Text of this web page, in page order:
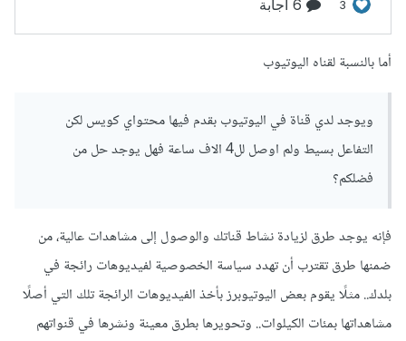
أما بالنسبة لقناه اليوتيوب
ويوجد لدي قناة في اليوتيوب بقدم فيها محتواي كويس لكن
التفاعل بسيط ولم اوصل لل4 الاف ساعة فهل يوجد حل من
فضلكم؟
فإنه يوجد طرق لزيادة نشاط قناتك والوصول إلى مشاهدات عالية، من
ضمنها طرق تقترب أن تهدد سياسة الخصوصية لفيديوهات رائجة في
بلدك.. مثلًا يقوم بعض اليوتيوبرز بأخذ الفيديوهات الرائجة تلك التي أصلًا
مشاهداتها بمئات الكيلوات.. وتحويرها بطرق معينة ونشرها في قنواتهم